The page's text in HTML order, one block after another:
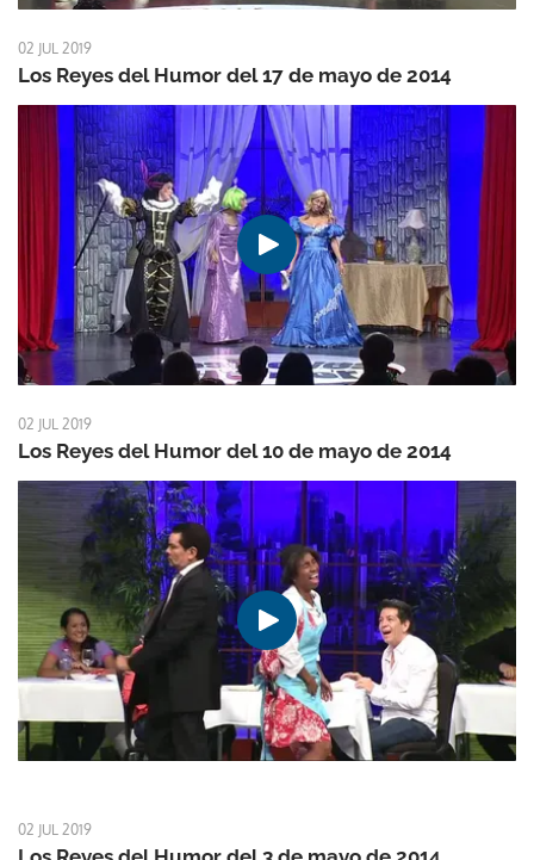
02 JUL 2019
Los Reyes del Humor del 17 de mayo de 2014
02 JUL 2019
Los Reyes del Humor del 10 de mayo de 2014
02 JUL 2019